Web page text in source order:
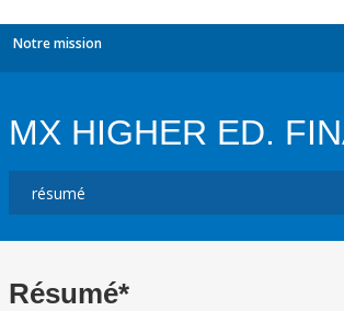
Notre mission
MX HIGHER ED.
Résumé*